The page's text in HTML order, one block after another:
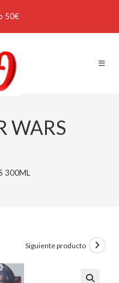
50€
WARS
300ML
Siguiente producto